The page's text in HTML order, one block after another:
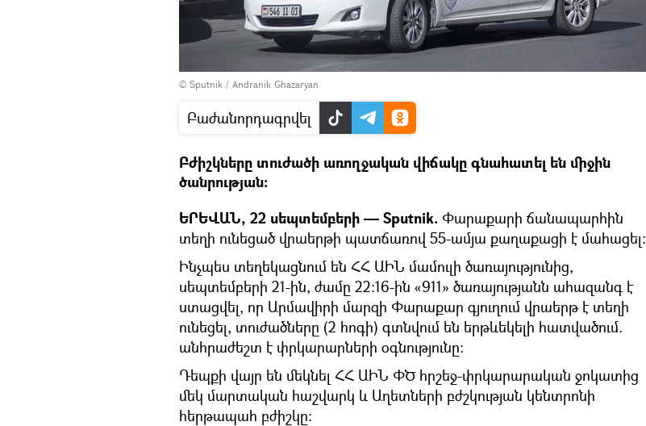
© Sputnik / Andranik Ghazaryan
Բաժանորդագրվել
Բժիշկները տուժածի առողջական վիճակը գնահատել են միջին
ծանրության:
ԵՐԵՎԱՆ, 22 սեպտեմբերի — Sputnik. Փարաքարի ճանապարհին
տեղի ունեցած վրաերթի պատճառով 55-ամյա քաղաքացի է մահացել։
Ինչպես տեղեկացնում են ՀՀ ԱԻՆ մամուլի ծառայությունից,
սեպտեմբերի 21-ին, ժամը 22:16-ին «911» ծառայությանն ահազանգ է
ստացվել, որ Արմավիրի մարզի Փարաքար գյուղում վրաերթ է տեղի
ունեցել, տուժածները (2 հոգի) գտնվում են երթևեկելի հատվածում.
անհրաժեշտ է փրկարարների օգնությունը:
Դեպքի վայր են մեկնել ՀՀ ԱԻՆ ՓԾ հրշեջ-փրկարարական ջոկատից
մեկ մարտական հաշվարկ և Աղետների բժշկության կենտրոնի
հերթապահ բժիշկը: